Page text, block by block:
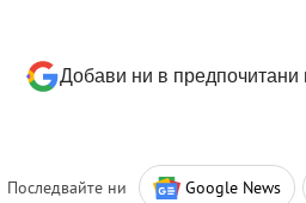
Добави ни в предпочитани
Последвайте ни Google News